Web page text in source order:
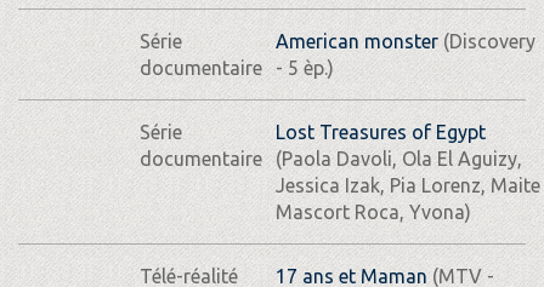
Série
documentaire
American monster (Discovery
- 5 èp.)
Série
documentaire
Lost Treasures of Egypt
(Paola Davoli, Ola El Aguizy,
Jessica Izak, Pia Lorenz, Maite
Mascort Roca, Yvona)
Télé-réalité 17 ans et Maman(MTV -